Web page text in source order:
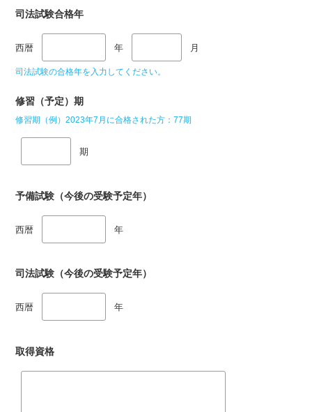
司法試験合格年
西暦 年 月
司法試験の合格年を入力してください。
修習（予定）期
修習期（例）2023年7月に合格された方：77期
期
予備試験（今後の受験予定年）
西暦 年
司法試験（今後の受験予定年）
西暦 年
取得資格